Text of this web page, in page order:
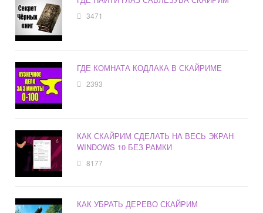
3471
ГДЕ КОМНАТА КОДЛАКА В СКАЙРИМЕ
2393
КАК СКАЙРИМ СДЕЛАТЬ НА ВЕСЬ ЭКРАН
WINDOWS 10 БЕЗ РАМКИ
8177
КАК УБРАТЬ ДЕРЕВО СКАЙРИМ